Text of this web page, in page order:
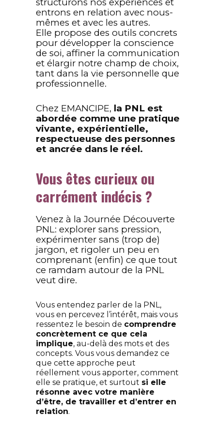
entrons en relation avec nous-
mêmes et avec les autres.
Elle propose des outils concrets
pour développer la conscience
de soi, affiner la communication
et élargir notre champ de choix,
tant dans la vie personnelle que
professionnelle.
Chez EMANCIPE, la PNL est
abordée comme une pratique
vivante, expérientielle,
respectueuse des personnes
et ancrée dans le réel.
Vous êtes curieux ou
carrément indécis ?
Venez à la Journée Découverte
PNL: explorer sans pression,
expérimenter sans (trop de)
jargon, et rigoler un peu en
comprenant (enfin) ce que tout
ce ramdam autour de la PNL
veut dire.
Vous entendez parler de la PNL,
vous en percevez l’intérêt, mais vous
ressentez le besoin de comprendre
concrètement ce que cela
implique, au-delà des mots et des
concepts. Vous vous demandez ce
que cette approche peut
réellement vous apporter, comment
elle se pratique, et surtout si elle
résonne avec votre manière
d’être, de travailler et d’entrer en
relation.